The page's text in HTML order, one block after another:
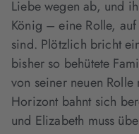
Liebe wegen ab, und
König – eine Rolle,
sind. Plötzlich bricht
bisher so behütete
von seiner neuen
Horizont bahnt sich
und Elizabeth muss